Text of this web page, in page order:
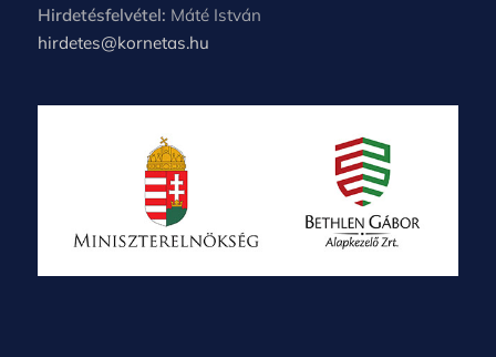
Hirdetésfelvétel: Máté István
hirdetes@kornetas.hu